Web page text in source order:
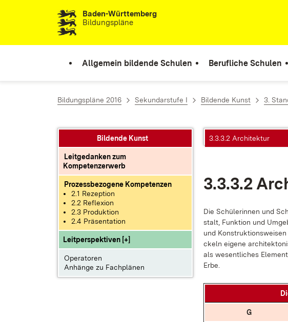
Zum Inhalt springenBaden-Württemberg
Bildungspläne
Allgemein bildende Schulen Berufliche Schulen
Bildungspläne 2016 Sekundarstufe I Bildende Kunst 3.
Bildende Kunst
Leitgedanken zum
Kompetenzerwerb
Prozessbezogene Kompetenzen
2.1 Rezeption
2.2 Reflexion
2.3 Produktion
2.4 Präsentation
Leitperspektiven [+]
Operatoren
Anhänge zu Fachplänen
3.3.3.2 Architektur
3.3.3.2
Die Schü­le­rin­nen und
stalt, Funk­ti­on und
und
ckeln ei­ge­ne
als we­sent­li­ches
Er­be.
G